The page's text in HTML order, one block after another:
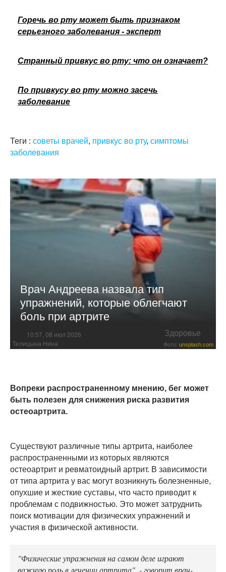
Горечь во рту может быть признаком
серьезного заболевания - эксперт
Странный привкус во рту: что он означает?
По привкусу во рту можно засечь
заболевание
Теги : советы врачей, привкус во рту, симптомы
заболевания
Врач Андреева назвала тип
упражнений, которые облегчают
боль при артрите
10:57, 08 июл 2026 Здоровье
Телицына Нина Фото: unsplash.com
Вопреки распространенному мнению, бег может
быть полезен для снижения риска развития
остеоартрита.
Существуют различные типы артрита, наиболее
распространенными из которых являются
остеоартрит и ревматоидный артрит. В зависимости
от типа артрита у вас могут возникнуть болезненные,
опухшие и жесткие суставы, что часто приводит к
проблемам с подвижностью. Это может затруднить
поиск мотивации для физических упражнений и
участия в физической активности.
"Физические упражнения на самом деле играют
важную роль в лечении артрита", - говорит врач-